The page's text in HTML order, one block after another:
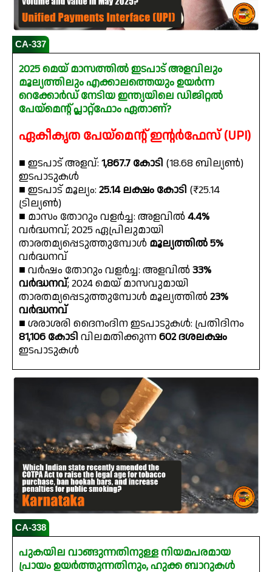
CA-337
2025 മെയ് മാസത്തിൽ ഇടപാട് അളവിലും
മൂല്യത്തിലും എക്കാലത്തെയും ഉയർന്ന
റെക്കോർഡ് നേടിയ ഇന്ത്യയിലെ ഡിജിറ്റൽ
പേയ്‌മെന്റ് പ്ലാറ്റ്‌ഫോം ഏതാണ്?
ഏകീകൃത പേയ്‌മെന്റ് ഇന്റർഫേസ് (UPI)
■ ഇടപാട് അളവ്: 1,867.7 കോടി (18.68 ബില്യൺ)
ഇടപാടുകൾ
■ ഇടപാട് മൂല്യം: ₹25.14 ലക്ഷം കോടി (₹25.14
ട്രില്യൺ)
■ മാസം തോറും വളർച്ച: അളവിൽ 4.4%
വർദ്ധനവ്; 2025 ഏപ്രിലുമായി
താരതമ്യപ്പെടുത്തുമ്പോൾ മൂല്യത്തിൽ 5%
വർദ്ധനവ്
■ വർഷം തോറും വളർച്ച: അളവിൽ 33%
വർദ്ധനവ്; 2024 മെയ് മാസവുമായി
താരതമ്യപ്പെടുത്തുമ്പോൾ മൂല്യത്തിൽ 23%
വർദ്ധനവ്
■ ശരാശരി ദൈനംദിന ഇടപാടുകൾ: പ്രതിദിനം
₹81,106 കോടി വിലമതിക്കുന്ന602 ദശലക്ഷം
ഇടപാടുകൾ
CA-338
പുകയില വാങ്ങുന്നതിനുള്ള നിയമപരമായ
പ്രായം ഉയർത്തുന്നതിനും, ഹുക്ക ബാറുകൾ